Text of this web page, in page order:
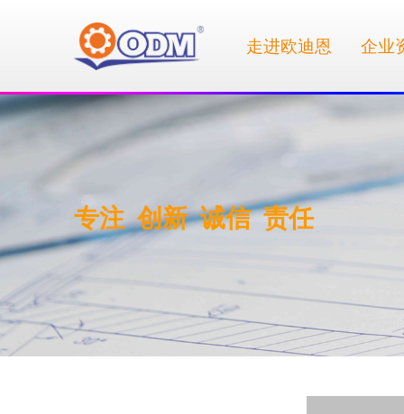
走进欧迪恩 企业
专注 创新 诚信 责任